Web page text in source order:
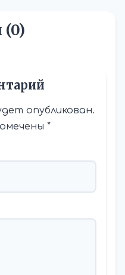
опубликован.
*